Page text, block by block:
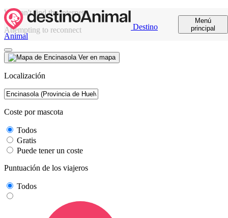
Destino
Animal
Menú
principal
We can't find the internet
Attempting to reconnect
Ver en mapa
Localización
Coste por mascota
Todos
Gratis
Puede tener un coste
Puntuación de los viajeros
Todos